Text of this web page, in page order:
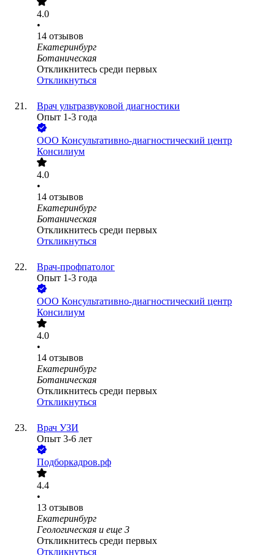
4.0
•
14 отзывов
Екатеринбург
Ботаническая
Откликнитесь среди первых
Откликнуться
Врач ультразвуковой диагностики
Опыт 1-3 года
ООО Консультативно-диагностический центр
Консилиум
4.0
•
14 отзывов
Екатеринбург
Ботаническая
Откликнитесь среди первых
Откликнуться
Врач-профпатолог
Опыт 1-3 года
ООО Консультативно-диагностический центр
Консилиум
4.0
•
14 отзывов
Екатеринбург
Ботаническая
Откликнитесь среди первых
Откликнуться
Врач УЗИ
Опыт 3-6 лет
Подборкадров.рф
4.4
•
13 отзывов
Екатеринбург
Геологическая и еще 3
Откликнитесь среди первых
Откликнуться